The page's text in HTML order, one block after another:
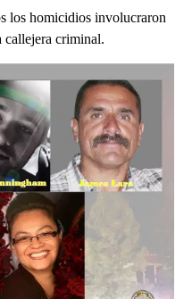
los homicidios involucraron
callejera criminal.